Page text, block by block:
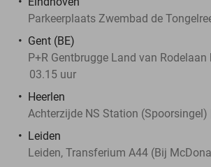
Parkeerplaats Zwembad de
Gent (BE)
P+R Gentbrugge Land van
03.15 uur
Heerlen
Achterzijde NS Station (Spoorsingel)
Leiden
Leiden, Transferium A44 (Bij